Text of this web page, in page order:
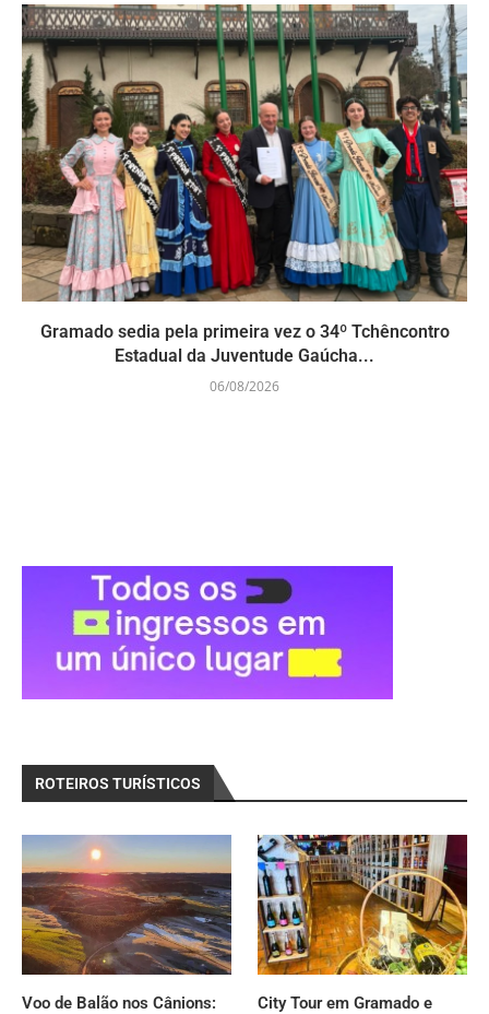
Gramado sedia pela primeira vez o 34º Tchêncontro
Estadual da Juventude Gaúcha...
06/08/2026
ROTEIROS TURÍSTICOS
Voo de Balão nos Cânions:
City Tour em Gramado e